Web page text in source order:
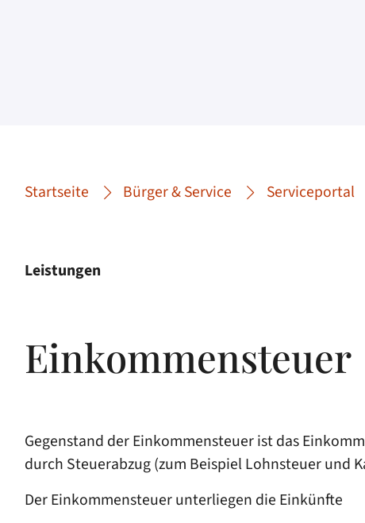
Startseite Bürger & Service Serviceportal
Leistungen
Einkommensteuer
Gegenstand der Einkommensteuer ist das
durch Steuerabzug (zum Beispiel Lohnsteuer und
Der Einkommensteuer unterliegen die Einkünfte